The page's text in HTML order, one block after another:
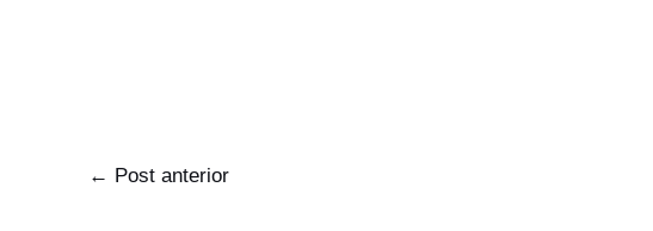
← Post anterior